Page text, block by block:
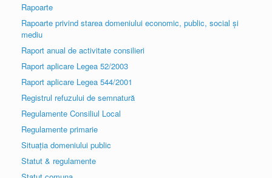
Rapoarte
Rapoarte privind starea domeniului economic, public, social și
mediu
Raport anual de activitate consilieri
Raport aplicare Legea 52/2003
Raport aplicare Legea 544/2001
Registrul refuzului de semnatură
Regulamente Consiliul Local
Regulamente primarie
Situația domeniului public
Statut & regulamente